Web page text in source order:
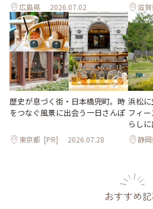
広島県 2026.07.02 滋
歴史が息づく街・日本橋兜町。時
をつなぐ風景に出会う一日さんぽ
東京都 [PR] 2026.07.28
浜松
フィ
らし
静
おすすめ